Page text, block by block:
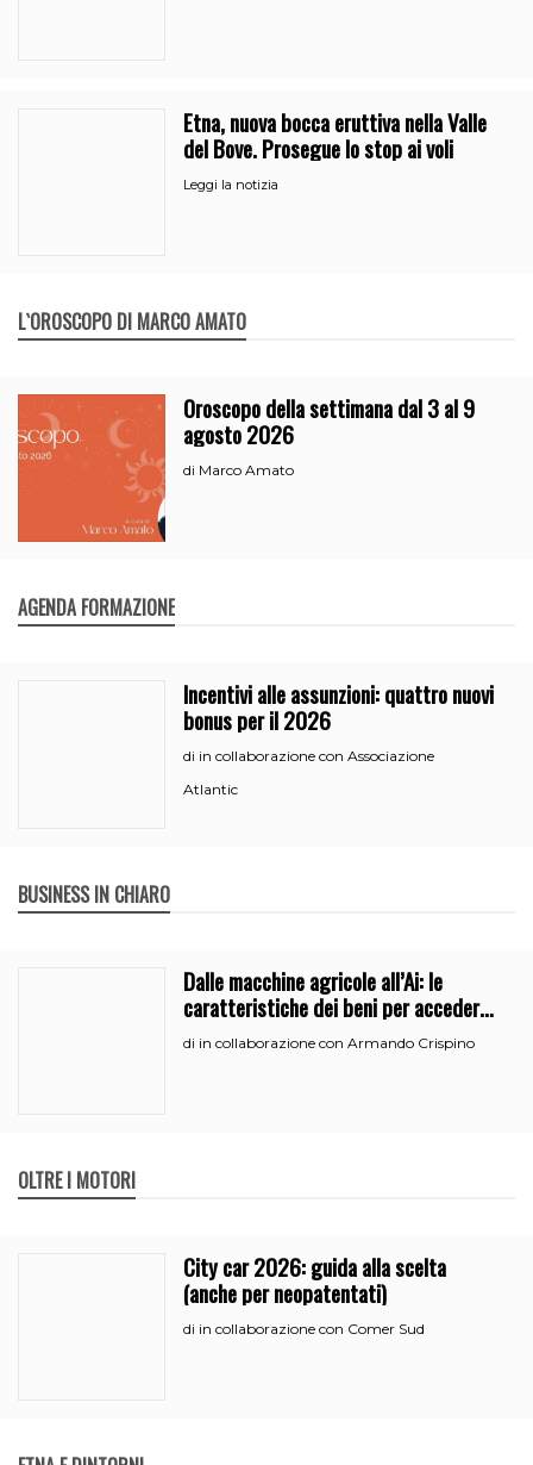
Etna, nuova bocca eruttiva nella Valle
del Bove. Prosegue lo stop ai voli
Leggi la notizia
L`OROSCOPO DI MARCO AMATO
Oroscopo della settimana dal 3 al 9
agosto 2026
di Marco Amato
AGENDA FORMAZIONE
Incentivi alle assunzioni: quattro nuovi
bonus per il 2026
di in collaborazione con Associazione
Atlantic
BUSINESS IN CHIARO
Dalle macchine agricole all’Ai: le
caratteristiche dei beni per accedere
all’iperammortamento
di in collaborazione con Armando Crispino
OLTRE I MOTORI
City car 2026: guida alla scelta
(anche per neopatentati)
di in collaborazione con Comer Sud